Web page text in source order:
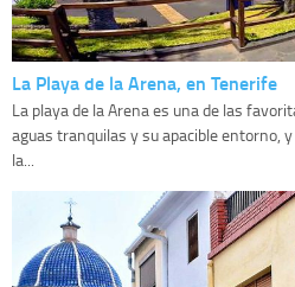
La Playa de la Arena, en Tenerife
La playa de la Arena es una de las
aguas tranquilas y su apacible entorno,
la...